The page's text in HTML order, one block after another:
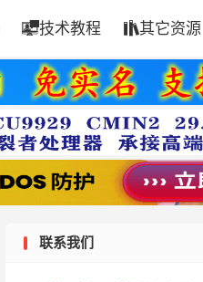
技术教程 其它资源
联系我们